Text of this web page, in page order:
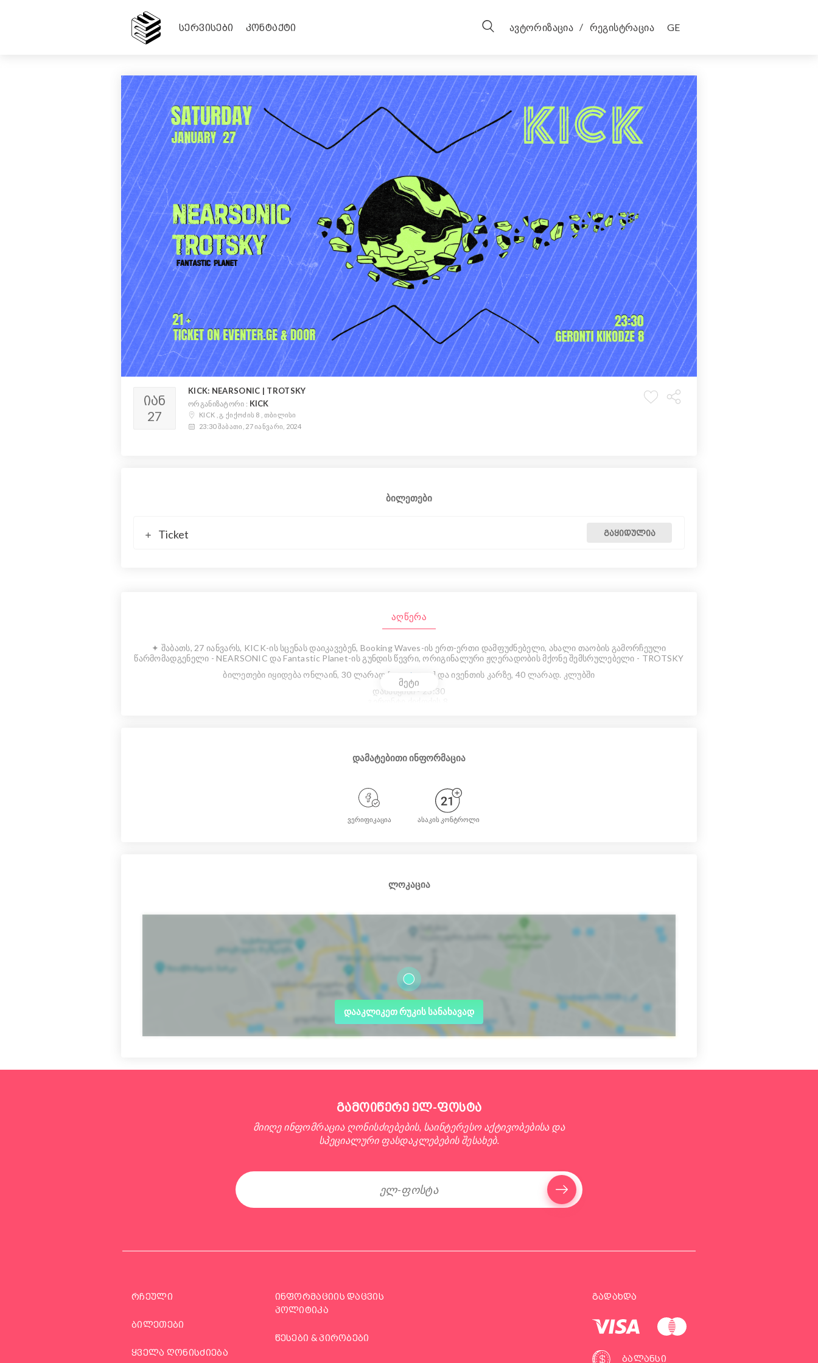
ᲡᲔᲠᲕᲘᲡᲔᲑᲘ ᲙᲝᲜᲢᲐᲥᲢᲘ ავტორიზაცია / რეგისტრაცია GE
KICK: NEARSONIC | TROTSKY ბილეთები
ᲘᲐᲜ
27
KICK: NEARSONIC | TROTSKY
ორგანიზატორი : KICK
KICK , გ. ქიქოძის 8 , თბილისი
23:30 შაბათი, 27 იანვარი, 2024
ბილეთები
Ticket ᲒᲐᲧᲘᲓᲣᲚᲘᲐ
აღწერა
✦ შაბათს, 27 იანვარს, KICK-ის სცენას დაიკავებენ, Booking Waves-ის ერთ-ერთი დამფუძნებელი, ახალი თაობის გამორჩეული
წარმომადგენელი - NEARSONIC და Fantastic Planet-ის გუნდის წევრი, ორიგინალური ჟღერადობის მქონე შემსრულებელი - TROTSKY
ბილეთები იყიდება ონლაინ, 30 ლარად [eventer.ge ] და ივენთის კარზე, 40 ლარად. კლუბში
დასაწყისი - 23:30
მეტი
დამატებითი ინფორმაცია
ვერიფიკაცია ასაკის კონტროლი
ლოკაცია
დააკლიკეთ რუკის სანახავად
გამოიწერე ელ-ფოსტა
მიიღე ინფომრაცია ღონისძიებების, საინტერესო აქტივობებისა და
სპეციალური ფასდაკლებების შესახებ.
რჩეული
ბილეთები
ყველა ღონისძიება
ინფორმაციის დაცვის
პოლიტიკა
წესები & პირობები
ᲒᲐᲓᲐᲮᲓᲐ
ᲑᲐᲚᲐᲜᲡᲘ